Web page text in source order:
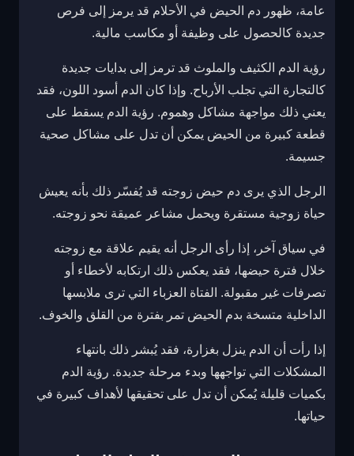
عامة، ظهور دم الحيض في الأحلام قد يرمز إلى فرص
جديدة كالحصول على وظيفة أو مكاسب مالية.
رؤية الدم الكثيف والملوث قد ترمز إلى بدايات جديدة
كالتجارة التي تجلب الأرباح. وإذا كان الدم أسود اللون، فقد
يعني ذلك مواجهة مشاكل وهموم. رؤية الدم يسقط على
قطعة كبيرة من الحيض يمكن أن تدل على مشاكل صحية
جسيمة.
الرجل الذي يرى دم حيض زوجته قد يُفسّر ذلك بأنه يعيش
حياة زوجية مستقرة ويحمل مشاعر عميقة نحو زوجته.
في سياق آخر، إذا رأى الرجل أنه يقيم علاقة مع زوجته
خلال فترة حيضها، فقد يعكس ذلك ارتكابه لأخطاء أو
تصرفات غير مقبولة. الفتاة العزباء التي ترى ملابسها
الداخلية متسخة بدم الحيض تمر بفترة من القلق والخوف.
إذا رأت أن الدم ينزل بغزارة، فقد يُبشر ذلك بانتهاء
المشكلات التي تواجهها وبدء مرحلة جديدة. رؤية الدم
بكميات قليلة يُمكن أن تدل على تحقيقها لأهداف كبيرة في
حياتها.